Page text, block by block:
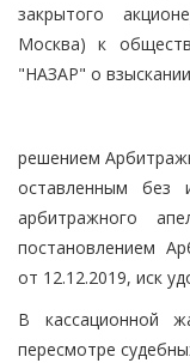
закрытого
Москва) к
"НАЗАР" о
решением
оставленным без
арбитражного
постановлением
от 12.12.2019, иск
В кассационной
пересмотре